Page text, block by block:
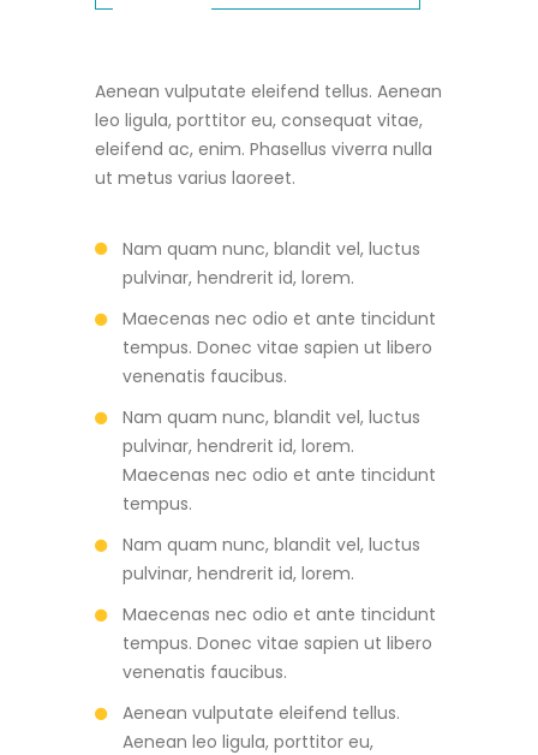
Aenean vulputate eleifend tellus. Aenean
leo ligula, porttitor eu, consequat vitae,
eleifend ac, enim. Phasellus viverra nulla
ut metus varius laoreet.
Nam quam nunc, blandit vel, luctus
pulvinar, hendrerit id, lorem.
Maecenas nec odio et ante tincidunt
tempus. Donec vitae sapien ut libero
venenatis faucibus.
Nam quam nunc, blandit vel, luctus
pulvinar, hendrerit id, lorem.
Maecenas nec odio et ante tincidunt
tempus.
Nam quam nunc, blandit vel, luctus
pulvinar, hendrerit id, lorem.
Maecenas nec odio et ante tincidunt
tempus. Donec vitae sapien ut libero
venenatis faucibus.
Aenean vulputate eleifend tellus.
Aenean leo ligula, porttitor eu,